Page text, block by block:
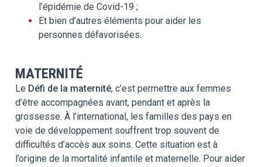
l’épidémie de Covid-19 ;
Et bien d’autres éléments pour aider les
personnes défavorisées.
MATERNITÉ
Le Défi de la maternité, c’est permettre aux femmes
d’être accompagnées avant, pendant et après la
grossesse. À l’international, les familles des pays en
voie de développement souffrent trop souvent de
difficultés d’accès aux soins. Cette situation est à
l’origine de la mortalité infantile et maternelle. Pour aider